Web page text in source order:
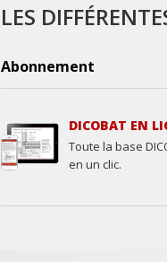
LES
Abonnement
DICOBAT EN
Toute la base
en un clic.